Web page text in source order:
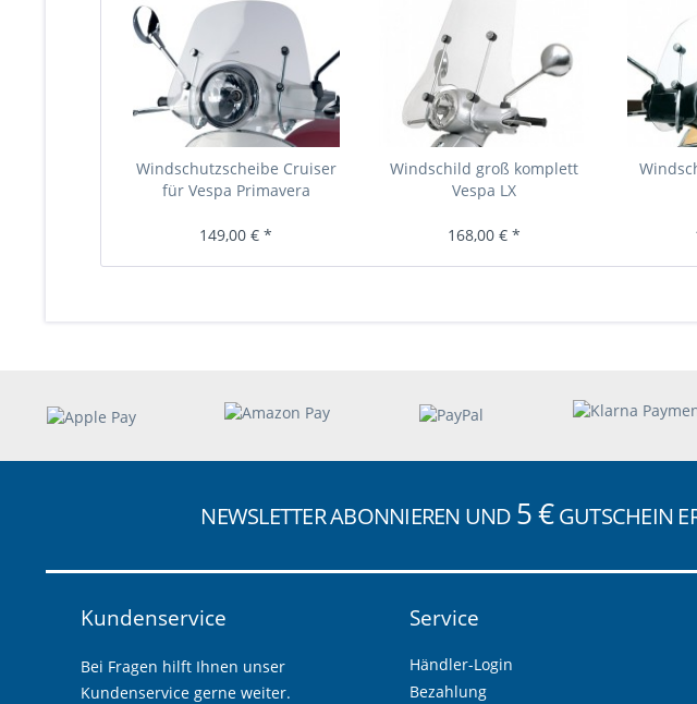
Windschutzscheibe Cruiser
für Vespa Primavera
149,00 € *
Windschild groß komplett
Vespa LX
168,00 € *
NEWSLETTER ABONNIEREN UND 5 €GUTSCHEIN
Kundenservice
Bei Fragen hilft Ihnen unser
Kundenservice gerne weiter.
Service
Händler-Login
Bezahlung